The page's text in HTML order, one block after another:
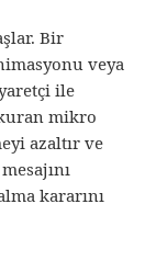
Bir
veya
ile
mikro
azaltır ve
kararını